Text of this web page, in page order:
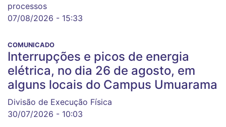
processos
07/08/2026 - 15:33
COMUNICADO
Interrupções e picos de energia
elétrica, no dia 26 de agosto, em
alguns locais do Campus Umuarama
Divisão de Execução Física
30/07/2026 - 10:03